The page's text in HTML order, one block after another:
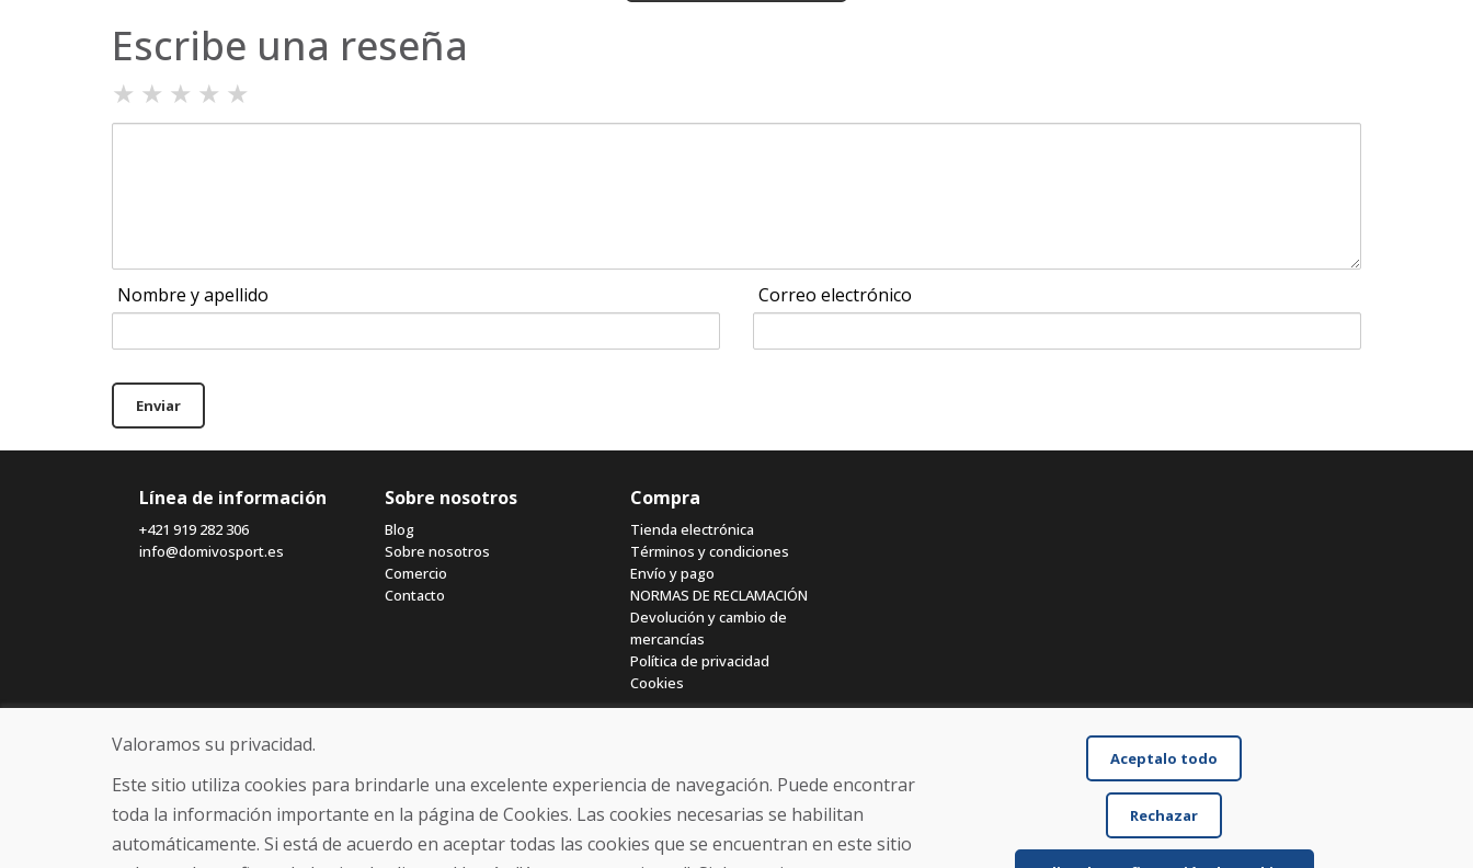
Escribe una reseña
★ ★ ★ ★ ★
Nombre y apellido Correo electrónico
Enviar
Línea de información
+421 919 282 306
info@domivosport.es
Sobre nosotros
Blog
Sobre nosotros
Comercio
Contacto
Compra
Tienda electrónica
Términos y condiciones
Envío y pago
NORMAS DE RECLAMACIÓN
Devolución y cambio de
mercancías
Política de privacidad
Cookies
Valoramos su privacidad.
Este sitio utiliza cookies para brindarle una excelente experiencia de navegación. Puede encontrar
toda la información importante en la página de Cookies. Las cookies necesarias se habilitan
automáticamente. Si está de acuerdo en aceptar todas las cookies que se encuentran en este sitio
Aceptalo todo
Rechazar